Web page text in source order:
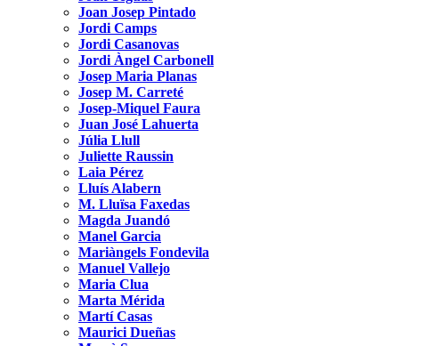
Joan Josep Pintado
Jordi Camps
Jordi Casanovas
Jordi Àngel Carbonell
Josep Maria Planas
Josep M. Carreté
Josep-Miquel Faura
Juan José Lahuerta
Júlia Llull
Juliette Raussin
Laia Pérez
Lluís Alabern
M. Lluïsa Faxedas
Magda Juandó
Manel Garcia
Mariàngels Fondevila
Manuel Vallejo
Maria Clua
Marta Mérida
Martí Casas
Maurici Dueñas